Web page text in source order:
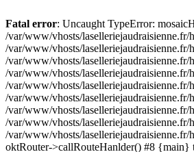
Fatal error: Uncaught TypeError:
/var/www/vhosts/laselleriejaudraisienne.fr/
/var/www/vhosts/laselleriejaudraisienne.fr/
/var/www/vhosts/laselleriejaudraisienne.fr/
/var/www/vhosts/laselleriejaudraisienne.fr/
/var/www/vhosts/
/var/www/vhosts/laselleriejaudraisienne.fr/
/var/www/vhosts/laselleriejaudraisienne.fr/
/var/www/vhosts/laselleriejaudraisienne.fr/
/var/www/vhosts/laselleriejaudraisienne.fr/
oktRouter->callRouteHanlder() #8 {main}